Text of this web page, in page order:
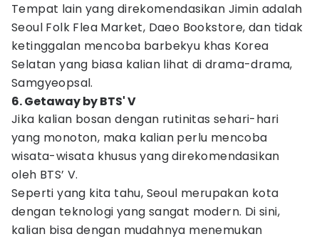
Tempat lain yang direkomendasikan Jimin adalah
Seoul Folk Flea Market, Daeo Bookstore, dan tidak
ketinggalan mencoba barbekyu khas Korea
Selatan yang biasa kalian lihat di drama-drama,
Samgyeopsal.
6. Getaway by BTS' V
Jika kalian bosan dengan rutinitas sehari-hari
yang monoton, maka kalian perlu mencoba
wisata-wisata khusus yang direkomendasikan
oleh BTS’ V.
Seperti yang kita tahu, Seoul merupakan kota
dengan teknologi yang sangat modern. Di sini,
kalian bisa dengan mudahnya menemukan